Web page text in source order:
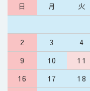
日 月 火
2
3 4
9
10 11
16
17 18